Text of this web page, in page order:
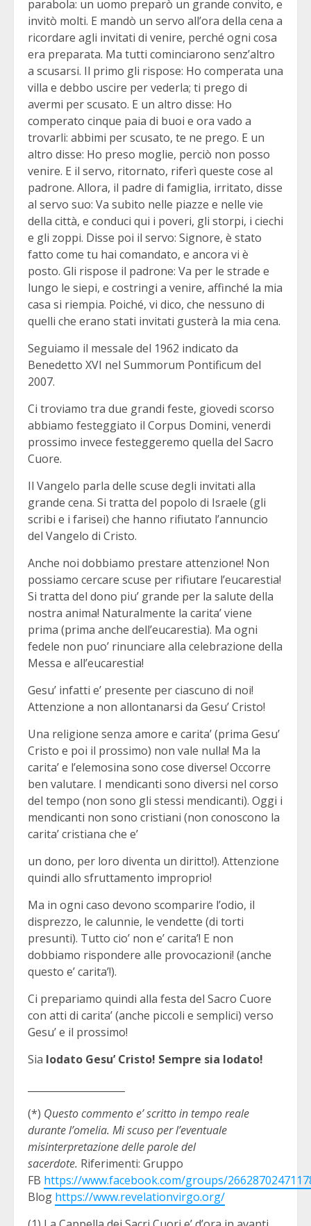
parabola: un uomo preparò un grande convito, e
invitò molti. E mandò un servo all’ora della cena a
ricordare agli invitati di venire, perché ogni cosa
era preparata. Ma tutti cominciarono senz’altro
a scusarsi. Il primo gli rispose: Ho comperata una
villa e debbo uscire per vederla; ti prego di
avermi per scusato. E un altro disse: Ho
comperato cinque paia di buoi e ora vado a
trovarli: abbimi per scusato, te ne prego. E un
altro disse: Ho preso moglie, perciò non posso
venire. E il servo, ritornato, riferì queste cose al
padrone. Allora, il padre di famiglia, irritato, disse
al servo suo: Va subito nelle piazze e nelle vie
della città, e conduci qui i poveri, gli storpi, i ciechi
e gli zoppi. Disse poi il servo: Signore, è stato
fatto come tu hai comandato, e ancora vi è
posto. Gli rispose il padrone: Va per le strade e
lungo le siepi, e costringi a venire, affinché la mia
casa si riempia. Poiché, vi dico, che nessuno di
quelli che erano stati invitati gusterà la mia cena.
Seguiamo il messale del 1962 indicato da
Benedetto XVI nel Summorum Pontificum del
2007.
Ci troviamo tra due grandi feste, giovedi scorso
abbiamo festeggiato il Corpus Domini, venerdi
prossimo invece festeggeremo quella del Sacro
Cuore.
Il Vangelo parla delle scuse degli invitati alla
grande cena. Si tratta del popolo di Israele (gli
scribi e i farisei) che hanno rifiutato l’annuncio
del Vangelo di Cristo.
Anche noi dobbiamo prestare attenzione! Non
possiamo cercare scuse per rifiutare l’eucarestia!
Si tratta del dono piu’ grande per la salute della
nostra anima! Naturalmente la carita’ viene
prima (prima anche dell’eucarestia). Ma ogni
fedele non puo’ rinunciare alla celebrazione della
Messa e all’eucarestia!
Gesu’ infatti e’ presente per ciascuno di noi!
Attenzione a non allontanarsi da Gesu’ Cristo!
Una religione senza amore e carita’ (prima Gesu’
Cristo e poi il prossimo) non vale nulla! Ma la
carita’ e l’elemosina sono cose diverse! Occorre
ben valutare. I mendicanti sono diversi nel corso
del tempo (non sono gli stessi mendicanti). Oggi i
mendicanti non sono cristiani (non conoscono la
carita’ cristiana che e’
un dono, per loro diventa un diritto!). Attenzione
quindi allo sfruttamento improprio!
Ma in ogni caso devono scomparire l’odio, il
disprezzo, le calunnie, le vendette (di torti
presunti). Tutto cio’ non e’ carita’! E non
dobbiamo rispondere alle provocazioni! (anche
questo e’ carita’!).
Ci prepariamo quindi alla festa del Sacro Cuore
con atti di carita’ (anche piccoli e semplici) verso
Gesu’ e il prossimo!
Sia lodato Gesu’ Cristo! Sempre sia lodato!
(*) Questo commento e’ scritto in tempo reale
durante l’omelia. Mi scuso per l’eventuale
misinterpretazione delle parole del
sacerdote. Riferimenti: Gruppo
FB https://www.facebook.com/groups/
Blog https://www.revelationvirgo.org/